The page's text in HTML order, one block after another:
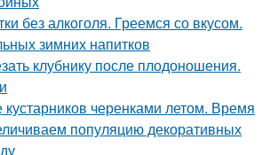
без алкоголя. Греемся со вкусом.
зимних напитков
клубнику после плодоношения.
черенками летом. Время
популяцию декоративных